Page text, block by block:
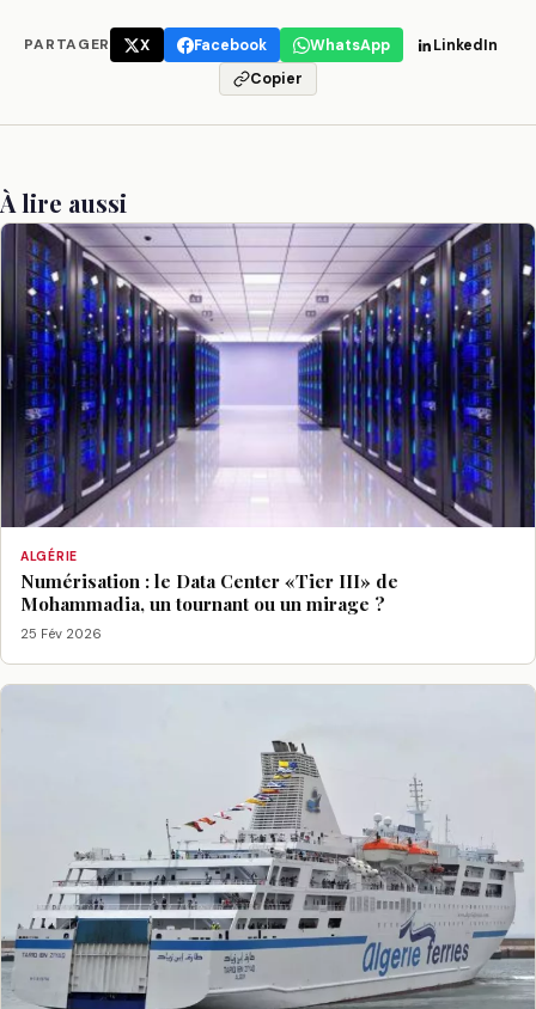
PARTAGER X Facebook WhatsApp
LinkedIn
Copier
À lire aussi
ALGÉRIE
Numérisation : le Data Center «Tier III» de
Mohammadia, un tournant ou un mirage ?
25 Fév 2026